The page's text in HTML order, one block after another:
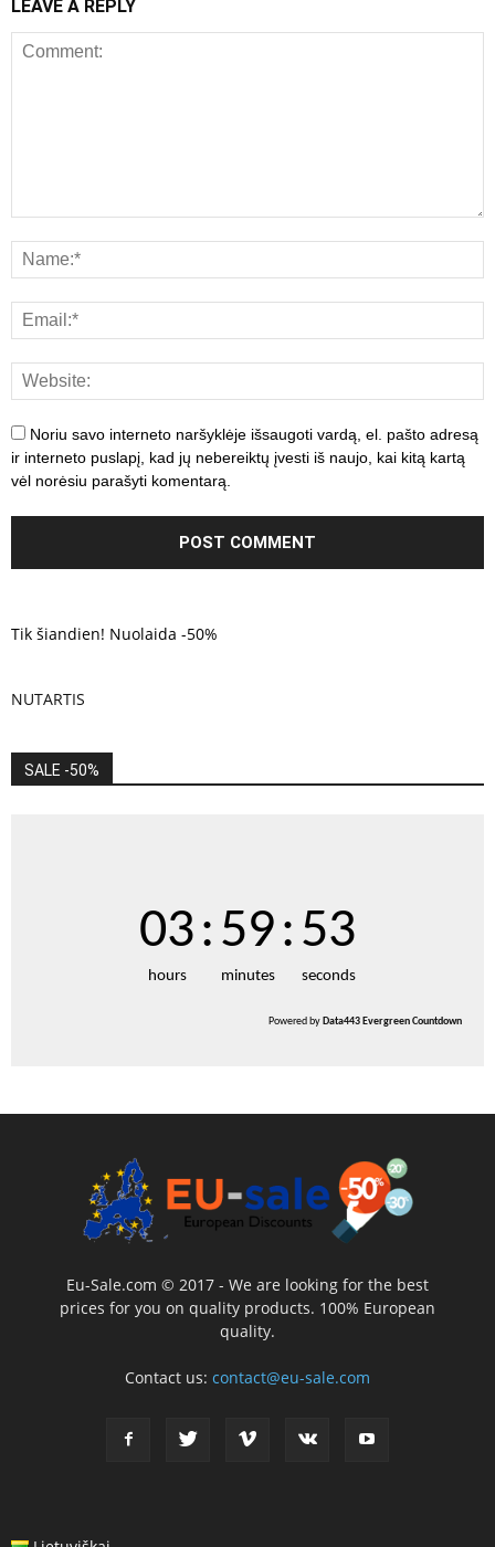
LEAVE A REPLY
Noriu savo interneto naršyklėje išsaugoti vardą, el. pašto adresą
ir interneto puslapį, kad jų nebereiktų įvesti iš naujo, kai kitą kartą
vėl norėsiu parašyti komentarą.
Tik šiandien! Nuolaida -50%
NUTARTIS
SALE -50%
03
hours
:59
minutes
:53
seconds
Powered byData443 Evergreen Countdown
Eu-Sale.com © 2017 - We are looking for the best
prices for you on quality products. 100% European
quality.
Contact us: contact@eu-sale.com